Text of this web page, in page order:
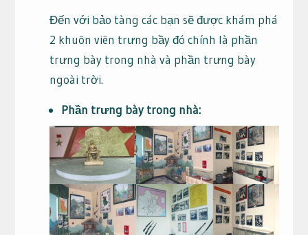
Đến với bảo tàng các bạn sẽ được khám phá
2 khuôn viên trưng bầy đó chính là phần
trưng bày trong nhà và phần trưng bày
ngoài trời.
Phần trưng bày trong nhà: